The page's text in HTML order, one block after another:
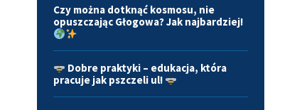
Czy można dotknąć kosmosu, nie
opuszczając Głogowa? Jak najbardziej!
Dobre praktyki – edukacja, która
pracuje jak pszczeli ul!